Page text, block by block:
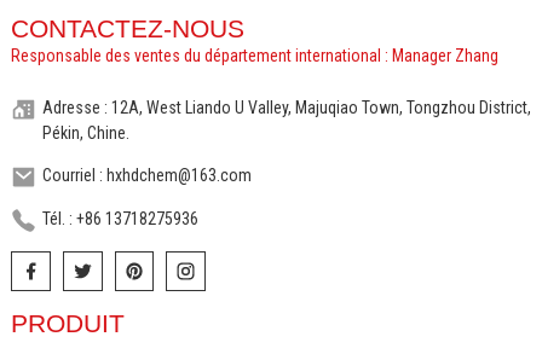
CONTACTEZ-NOUS
Responsable des ventes du département international : Manager Zhang
Adresse : 12A, West Liando U Valley, Majuqiao Town, Tongzhou District,
Pékin, Chine.
Courriel : hxhdchem@163.com
Tél. : +86 13718275936
PRODUIT